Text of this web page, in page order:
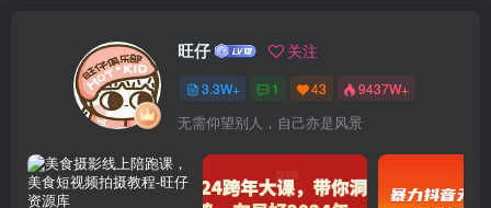
旺仔 关注
3.3W+ 1 43 9437W+
无需仰望别人，自己亦是风景